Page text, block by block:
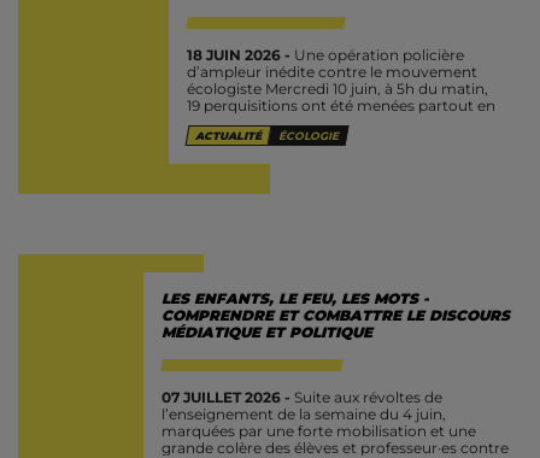
18 JUIN 2026 - Une opération policière
d’ampleur inédite contre le mouvement
écologiste Mercredi 10 juin, à 5h du matin,
19 perquisitions ont été menées partout en
Belgique par la police judiciaire fédérale
(PJF) dans...
ACTUALITÉ ÉCOLOGIE
LES ENFANTS, LE FEU, LES MOTS -
COMPRENDRE ET COMBATTRE LE DISCOURS
MÉDIATIQUE ET POLITIQUE
07 JUILLET 2026 - Suite aux révoltes de
l’enseignement de la semaine du 4 juin,
marquées par une forte mobilisation et une
grande colère des élèves et professeur·es contre